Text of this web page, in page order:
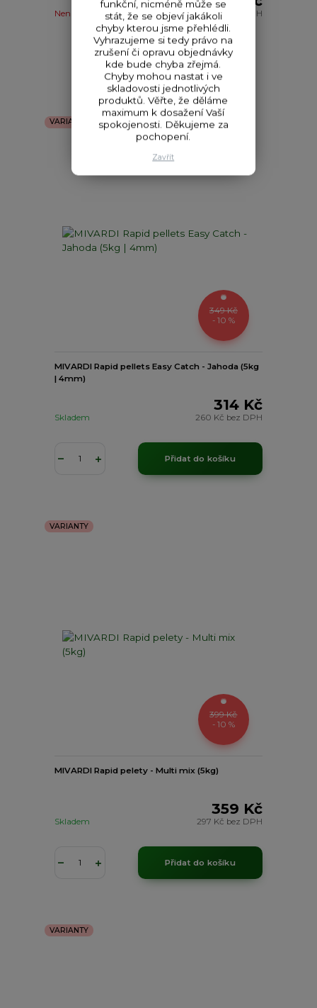
260 Kč bez DPH
Není skladem
Detail
VARIANTY
349 Kč
- 10 %
MIVARDI Rapid pellets Easy Catch - Jahoda (5kg
| 4mm)
314 Kč
260 Kč bez DPH
Skladem
Přidat do košíku
VARIANTY
399 Kč
- 10 %
MIVARDI Rapid pelety - Multi mix (5kg)
359 Kč
297 Kč bez DPH
Skladem
Přidat do košíku
VARIANTY
funkční, nicméně může se
stát, že se objeví jakákoli
chyby kterou jsme přehlédli.
Vyhrazujeme si tedy právo na
zrušení či opravu objednávky
kde bude chyba zřejmá.
Chyby mohou nastat i ve
skladovosti jednotlivých
produktů. Věřte, že děláme
maximum k dosažení Vaší
spokojenosti. Děkujeme za
pochopení.
Zavřít